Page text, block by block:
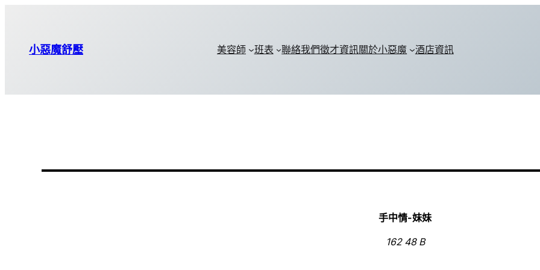
小惡魔舒壓 美容師 班表 聯絡我們徵才資訊關於小惡魔 酒店資訊
手中情-妹妹
162 48 B